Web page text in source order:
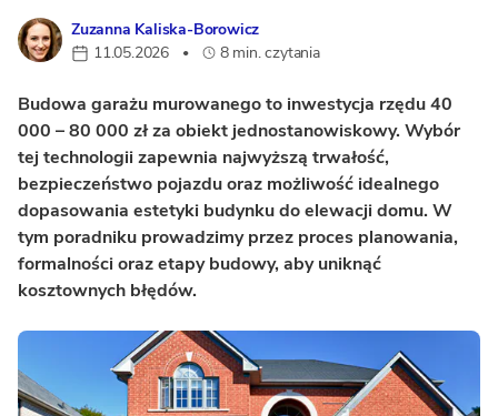
Zuzanna Kaliska-Borowicz
11.05.2026
• 8 min. czytania
Budowa garażu murowanego to inwestycja rzędu 40
000 – 80 000 zł za obiekt jednostanowiskowy. Wybór
tej technologii zapewnia najwyższą trwałość,
bezpieczeństwo pojazdu oraz możliwość idealnego
dopasowania estetyki budynku do elewacji domu. W
tym poradniku prowadzimy przez proces planowania,
formalności oraz etapy budowy, aby uniknąć
kosztownych błędów.